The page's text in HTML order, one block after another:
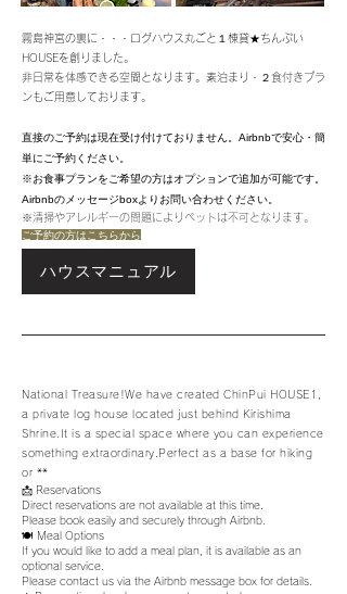
霧島神宮の裏に・・・ログハウス丸ごと１棟貸★ちんぷい
HOUSEを創りました。
非日常を体感できる空間となります。素泊まり・２食付きプラ
ンもご用意しております。
直接のご予約は現在受け付けておりません。 Airbnbで安心・簡
単にご予約ください。
※お食事プランをご希望の方はオプションで追加が可能です。
Airbnbのメッセージboxよりお問い合わせください。
※清掃やアレルギーの問題によりペットは不可となります。
ご予約の方はこちらから
National Treasure!We have created ChinPui HOUSE1,
a private log house located just behind Kirishima
Shrine .It is a special space where you can experience
something extraordinary.Perfect as a base for hiking
or **
📩 Reservations
Direct reservations are not available at this time.
Please book easily and securely through Airbnb.
🍽 Meal Options
If you would like to add a meal plan, it is available as an
optional service.
Please contact us via the Airbnb message box for details.
ハウスマニュアル